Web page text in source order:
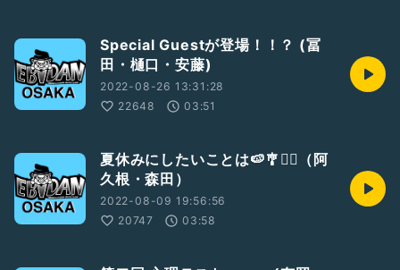
Special Guestが登場！！？ (冨
田・樋口・安藤)
2022-08-26 13:31:28
22648
03:51
夏休みにしたいことは🍉🎐🏊‍♂️（阿
久根・森田）
2022-08-09 19:56:56
20747
03:58